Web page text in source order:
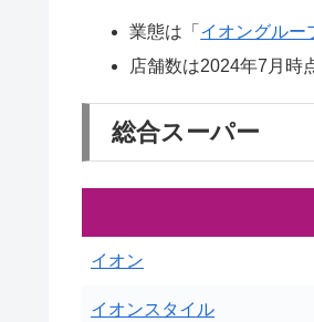
業態は「 イオングルー
店舗数は2024年7月時
総合スーパー
イオン
イオンスタイル